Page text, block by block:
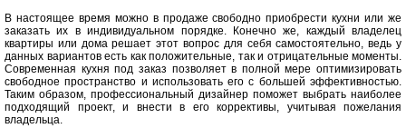
В настоящее время можно в продаже свободно приобрести кухни или же
заказать их в индивидуальном порядке. Конечно же, каждый владелец
квартиры или дома решает этот вопрос для себя самостоятельно, ведь у
данных вариантов есть как положительные, так и отрицательные моменты.
Современная кухня под заказ позволяет в полной мере оптимизировать
свободное пространство и использовать его с большей эффективностью.
Таким образом, профессиональный дизайнер поможет выбрать наиболее
подходящий проект, и внести в его коррективы, учитывая пожелания
владельца.